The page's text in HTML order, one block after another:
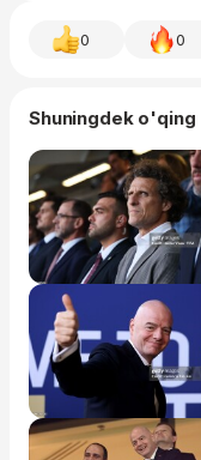
0 0
Shuningdek o'qing